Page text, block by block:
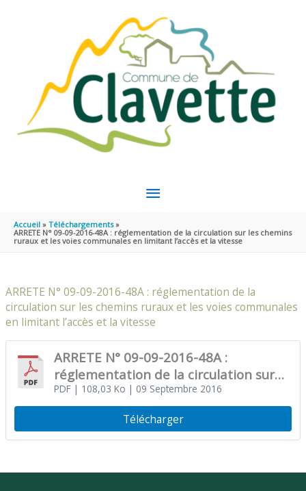
MENU
PRINCIPAL
Accueil
Téléchargements
ARRETE N° 09-09-2016-48A : réglementation de la circulation sur les chemins
ruraux et les voies communales en limitant l’accès et la vitesse
ARRETE N° 09-09-2016-48A : réglementation de la
circulation sur les chemins ruraux et les voies communales
en limitant l’accès et la vitesse
ARRETE N° 09-09-2016-48A :
réglementation de la circulation sur
les chemins ruraux et les voies
communales en limitant l’accès et la
PDF| 108,03 Ko | 09 Septembre 2016
Télécharger